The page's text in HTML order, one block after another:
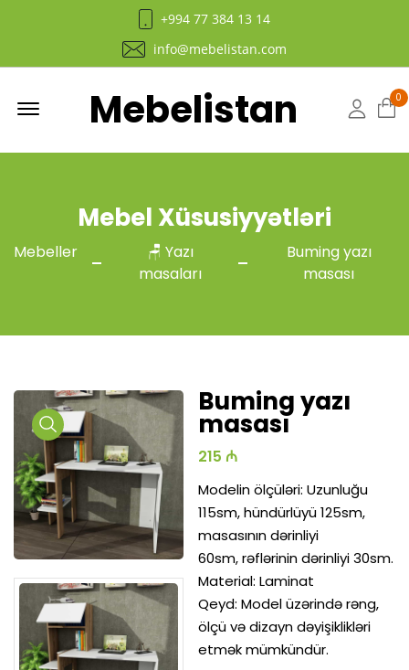
+994 77 384 13 14
info@mebelistan.com
Mebelistan 0
Mebel Xüsusiyyətləri
Mebeller
🪑 Yazı
masaları
Buming yazı
masası
Media
Gallery
Media
Gallery
Buming yazı
masası
215 ₼
Modelin ölçüləri: Uzunluğu
115sm, hündürlüyü 125sm,
masasının dərinliyi
60sm, rəflərinin dərinliyi 30sm.
Material: Laminat
Qeyd: Model üzərində rəng,
ölçü və dizayn dəyişiklikləri
etmək mümkündür.